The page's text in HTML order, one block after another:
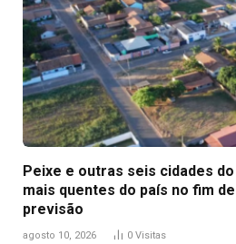
Peixe e outras seis cidades
mais quentes do país no fim
previsão
agosto 10, 2026 0 Visitas